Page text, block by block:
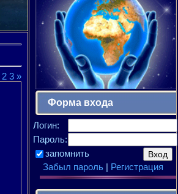
2 3 »
Форма входа
Логин:
Пароль:
запомнить
Забыл пароль| Регистрация